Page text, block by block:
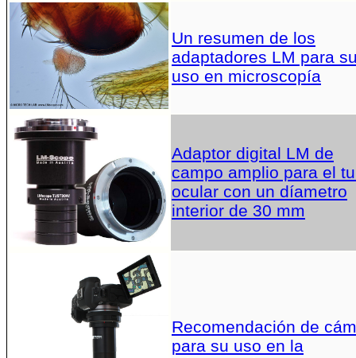
Un resumen de los
adaptadores LM para
uso en microscopía
Adaptor digital LM de
campo amplio para el
ocular con un díametro
interior de 30 mm
Recomendación de
para su uso en la